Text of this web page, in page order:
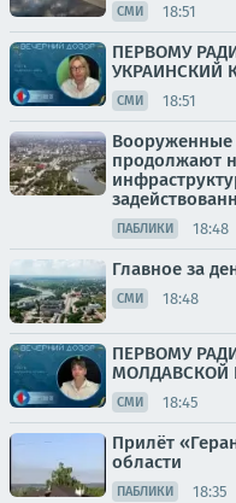
СМИ 18:51
ПЕРВОМУ
УКРАИНСКИЙ
СМИ 18:51
Вооруженные
продолжают
ПАБЛИКИ 18:48
Главное за
СМИ 18:48
ПЕРВОМУ
МОЛДАВСКОЙ
СМИ 18:45
Прилёт
области
ПАБЛИКИ 18:35